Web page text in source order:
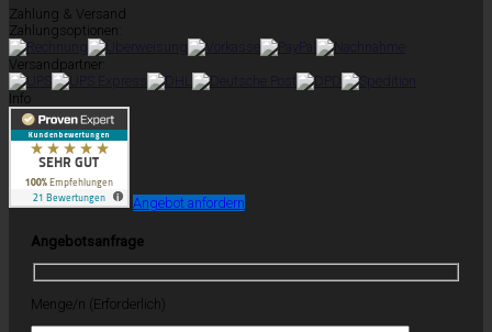
Zahlung & Versand
Zahlungsoptionen:
Versandpartner:
Info
Angebot anfordern
Angebotsanfrage
Menge/n (Erforderlich)